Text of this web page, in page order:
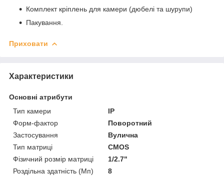
Комплект кріплень для камери (дюбелі та шурупи)
Пакування.
Приховати
Характеристики
Основні атрибути
Тип камери
IP
Форм-фактор
Поворотний
Застосування
Вулична
Тип матриці
CMOS
Фізичний розмір матриці
1/2.7"
Роздільна здатність (Мп)
8